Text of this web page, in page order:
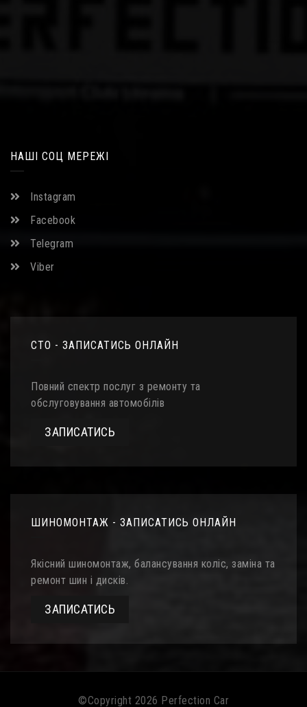
НАШІ СОЦ МЕРЕЖІ
Instagram
Facebook
Telegram
Viber
СТО - ЗАПИСАТИСЬ ОНЛАЙН
Повний спектр послуг з ремонту та
обслуговування автомобілів
ЗАПИСАТИСЬ
ШИНОМОНТАЖ - ЗАПИСАТИСЬ ОНЛАЙН
Якісний шиномонтаж, балансування коліс, заміна та
ремонт шин і дисків.
ЗАПИСАТИСЬ
©Copyright 2026 Perfection Car